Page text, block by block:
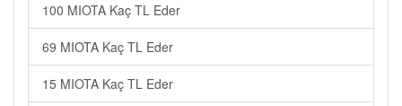
100 MIOTA Kaç TL Eder
69 MIOTA Kaç TL Eder
15 MIOTA Kaç TL Eder